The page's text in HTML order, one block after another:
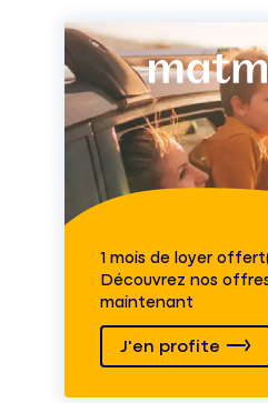
1 mois de loyer
Découvrez nos
maintenant
J'en profite